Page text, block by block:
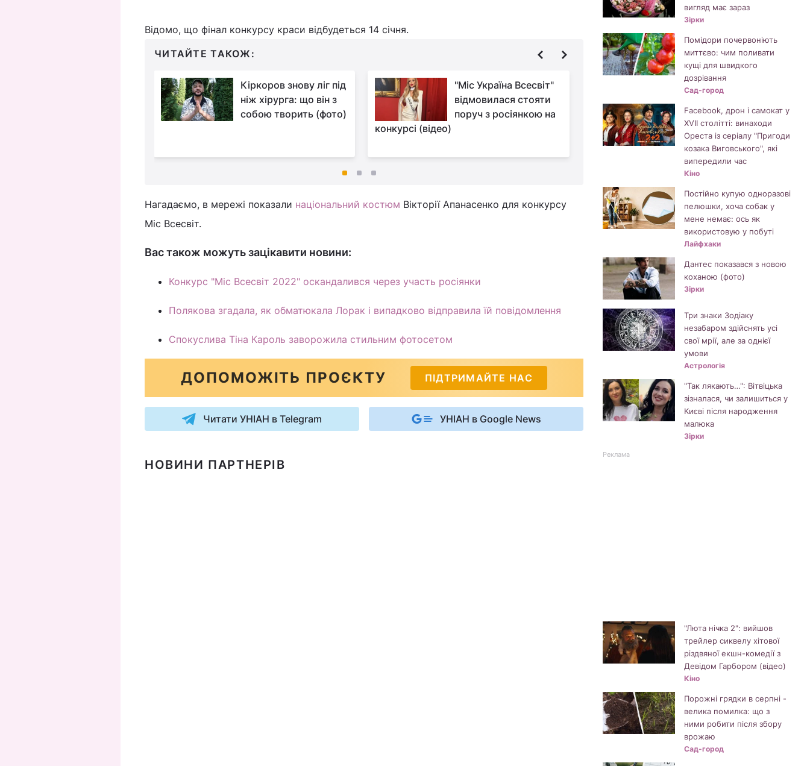
Відомо, що фінал конкурсу краси відбудеться 14 січня.
ЧИТАЙТЕ ТАКОЖ:
Кіркоров знову ліг під
ніж хірурга: що він з
собою творить (фото)
"Міс Україна Всесвіт"
відмовилася стояти
поруч з росіянкою на
конкурсі (відео)
Валюха з "Сватів"
зв'язок після
зникнення і заговорила про
алкоголізм
Нагадаємо, в мережі показали національний костюм Вікторії Апанасенко для конкурсу
Міс Всесвіт.
Вас також можуть зацікавити новини:
Конкурс "Міс Всесвіт 2022" оскандалився через участь росіянки
Полякова згадала, як обматюкала Лорак і випадково відправила їй повідомлення
Спокуслива Тіна Кароль заворожила стильним фотосетом
ДОПОМОЖІТЬ ПРОЄКТУ ПІДТРИМАЙТЕ НАС
Читати УНІАН в Telegram УНІАН в Google News
НОВИНИ ПАРТНЕРІВ
вигляд має зараз
Зірки
Помідори почервоніють
миттєво: чим поливати
кущі для швидкого
дозрівання
Сад-город
Facebook, дрон і самокат у
XVII столітті: винаходи
Ореста із серіалу "Пригоди
козака Виговського", які
випередили час
Кіно
Постійно купую одноразові
пелюшки, хоча собак у
мене немає: ось як
використовую у побуті
Лайфхаки
Дантес показався з новою
коханою (фото)
Зірки
Три знаки Зодіаку
незабаром здійснять усі
свої мрії, але за однієї
умови
Астрологія
"Так лякають…": Вітвіцька
зізналася, чи залишиться у
Києві після народження
малюка
Зірки
Реклама
"Люта нічка 2": вийшов
трейлер сиквелу хітової
різдвяної екшн-комедії з
Девідом Гарбором (відео)
Кіно
Порожні грядки в серпні -
велика помилка: що з
ними робити після збору
врожаю
Сад-город